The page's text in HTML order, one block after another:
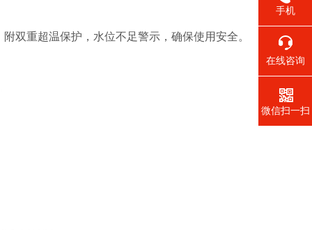
双重超温保护，水位不足警示，确保使用安全。
手机
在线咨询
微信扫一扫